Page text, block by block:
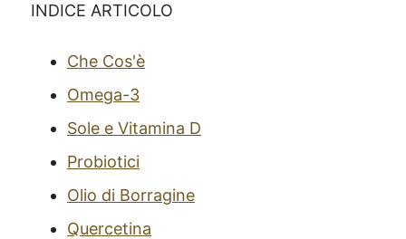
INDICE ARTICOLO
Che Cos'è
Omega-3
Sole e Vitamina D
Probiotici
Olio di Borragine
Quercetina